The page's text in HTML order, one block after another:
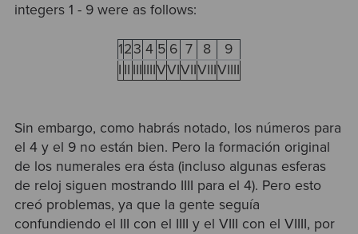
integers 1 - 9 were as follows:
123 4 5 6 7 8
9
I II IIIIIIIVVIVIIVIIIVIIII
Sin embargo, como habrás notado, los números para
el 4 y el 9 no están bien. Pero la formación original
de los numerales era ésta (incluso algunas esferas
de reloj siguen mostrando IIII para el 4). Pero esto
creó problemas, ya que la gente seguía
confundiendo el III con el IIII y el VIII con el VIIII, por